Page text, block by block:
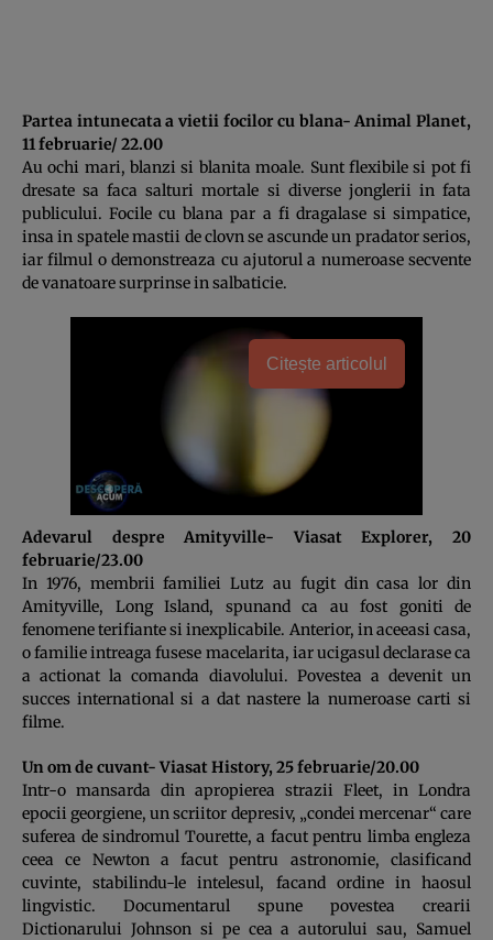
Partea intunecata a vietii focilor cu blana- Animal Planet,
11 februarie/ 22.00
Au ochi mari, blanzi si blanita moale. Sunt flexibile si pot fi
dresate sa faca salturi mortale si diverse jonglerii in fata
publicului. Focile cu blana par a fi dragalase si simpatice,
insa in spatele mastii de clovn se ascunde un pradator serios,
iar filmul o demonstreaza cu ajutorul a numeroase secvente
de vanatoare surprinse in salbaticie.
Citește articolul
Adevarul despre Amityville- Viasat Explorer, 20
februarie/23.00
In 1976, membrii familiei Lutz au fugit din casa lor din
Amityville, Long Island, spunand ca au fost goniti de
fenomene terifiante si inexplicabile. Anterior, in aceeasi casa,
o familie intreaga fusese macelarita, iar ucigasul declarase ca
a actionat la comanda diavolului. Povestea a devenit un
succes international si a dat nastere la numeroase carti si
filme.
Un om de cuvant- Viasat History, 25 februarie/20.00
Intr-o mansarda din apropierea strazii Fleet, in Londra
epocii georgiene, un scriitor depresiv, „condei mercenar“ care
suferea de sindromul Tourette, a facut pentru limba engleza
ceea ce Newton a facut pentru astronomie, clasificand
cuvinte, stabilindu-le intelesul, facand ordine in haosul
lingvistic. Documentarul spune povestea crearii
Dictionarului Johnson si pe cea a autorului sau, Samuel